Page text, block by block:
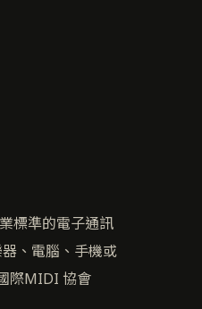
標準的電子通訊
、電腦、手機或
際MIDI 協會